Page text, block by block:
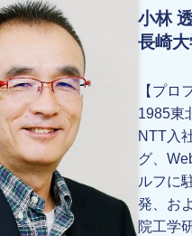
小林
長崎
【プロ
1985東
NTT入
グ、
ルフに
発、お
院工学